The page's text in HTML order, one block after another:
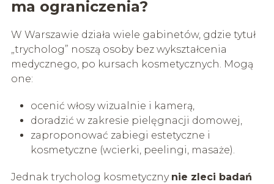
ma ograniczenia?
W Warszawie działa wiele gabinetów, gdzie tytuł
„trycholog” noszą osoby bez wykształcenia
medycznego, po kursach kosmetycznych. Mogą
one:
ocenić włosy wizualnie i kamerą,
doradzić w zakresie pielęgnacji domowej,
zaproponować zabiegi estetyczne i
kosmetyczne (wcierki, peelingi, masaże).
Jednak trycholog kosmetyczny nie zleci badań